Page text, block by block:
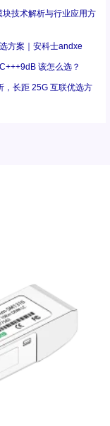
技术解析与行业应用方
方案｜安科士andxe
该怎么选？
，长距 25G 互联优选方